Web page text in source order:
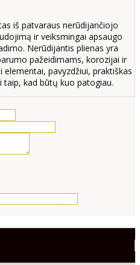
iš patvaraus nerūdijančiojo
ir veiksmingai apsaugo
Nerūdijantis plienas yra
pažeidimams, korozijai ir
pavyzdžiui, praktiškas
taip, kad būtų kuo patogiau.